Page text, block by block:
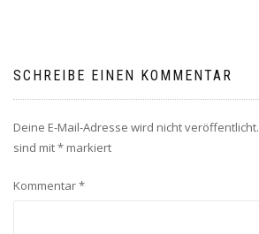
SCHREIBE EINEN KOMMENTAR
Deine E-Mail-Adresse wird nicht veröffentlicht.
sind mit* markiert
Kommentar*